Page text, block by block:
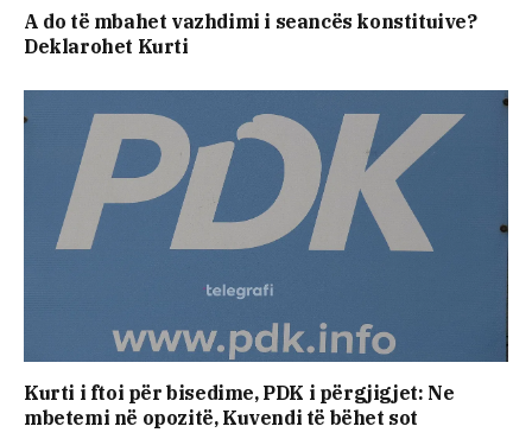
A do të mbahet vazhdimi i seancës konstituive?
Deklarohet Kurti
​Kurti i ftoi për bisedime, PDK i përgjigjet: Ne
mbetemi në opozitë, Kuvendi të bëhet sot